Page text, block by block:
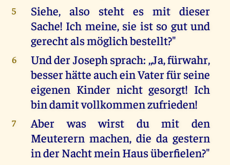
5
Siehe, also steht es mit dieser
Sache! Ich meine, sie ist so gut und
gerecht als möglich bestellt?"
6
Und der Joseph sprach: ,,Ja, fürwahr,
besser hätte auch ein Vater für seine
eigenen Kinder nicht gesorgt! Ich
bin damit vollkommen zufrieden!
7
Aber was wirst du mit den
Meuterern machen, die da gestern
in der Nacht mein Haus überfielen?"